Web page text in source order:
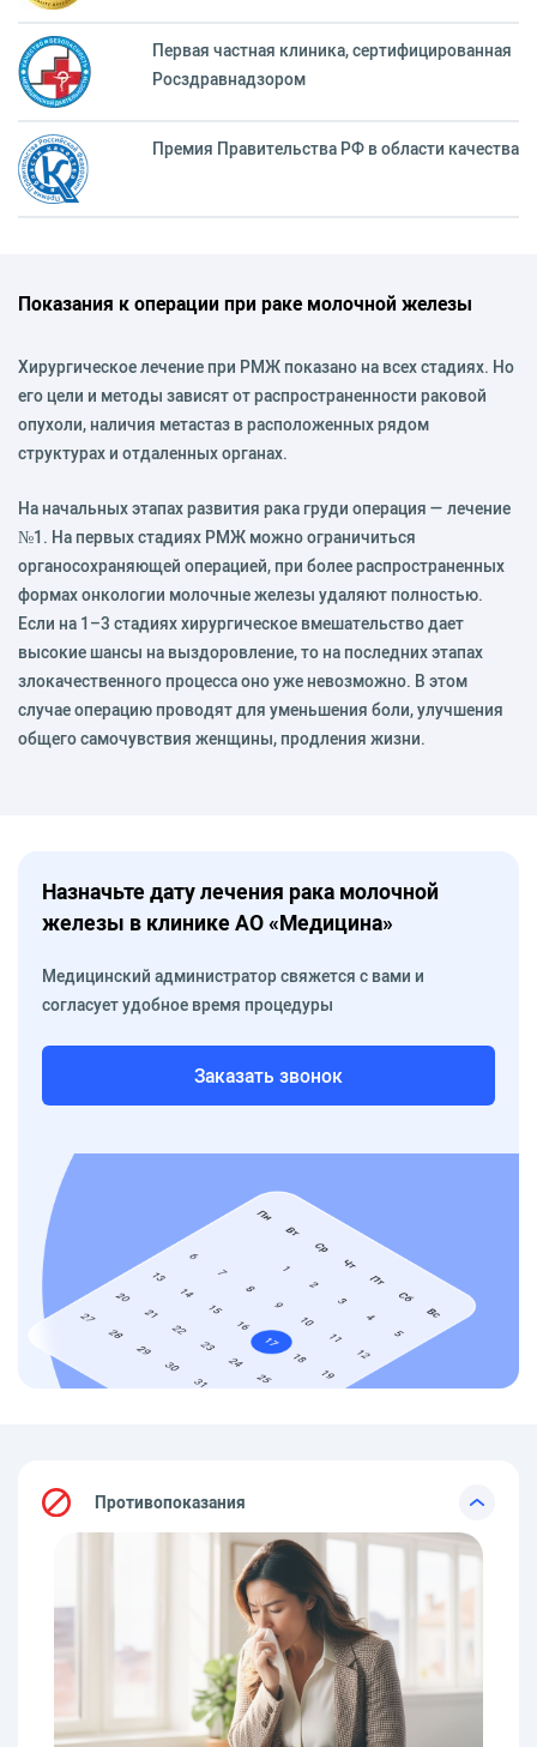
Первая частная клиника, сертифицированная
Росздравнадзором
Премия Правительства РФ в области качества
Показания к операции при раке молочной железы
Хирургическое лечение при РМЖ показано на всех стадиях. Но
его цели и методы зависят от распространенности раковой
опухоли, наличия метастаз в расположенных рядом
структурах и отдаленных органах.
На начальных этапах развития рака груди операция — лечение
№1. На первых стадиях РМЖ можно ограничиться
органосохраняющей операцией, при более распространенных
формах онкологии молочные железы удаляют полностью.
Если на 1–3 стадиях хирургическое вмешательство дает
высокие шансы на выздоровление, то на последних этапах
злокачественного процесса оно уже невозможно. В этом
случае операцию проводят для уменьшения боли, улучшения
общего самочувствия женщины, продления жизни.
Назначьте дату лечения рака молочной
железы в клинике АО «Медицина»
Медицинский администратор свяжется с вами и
согласует удобное время процедуры
Заказать звонок
Противопоказания